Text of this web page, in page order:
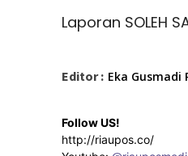
Laporan SOLEH
Editor : Eka Gusmadi
Follow US!
http://riaupos.co/